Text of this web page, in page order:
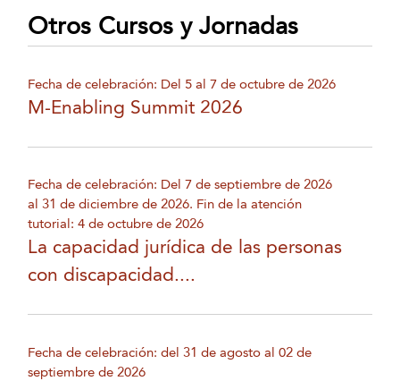
Otros Cursos y Jornadas
Fecha de celebración: Del 5 al 7 de octubre de 2026
M-Enabling Summit 2026
Fecha de celebración: Del 7 de septiembre de 2026
al 31 de diciembre de 2026. Fin de la atención
tutorial: 4 de octubre de 2026
La capacidad jurídica de las personas
con discapacidad....
Fecha de celebración: del 31 de agosto al 02 de
septiembre de 2026